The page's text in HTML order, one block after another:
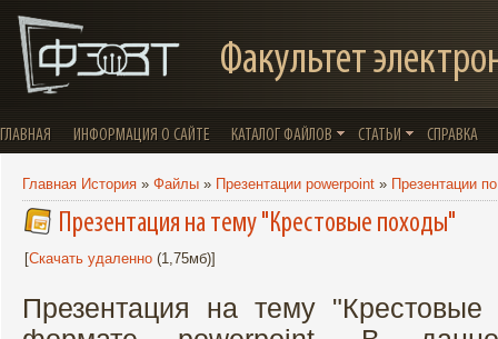
Факультет
ГЛАВНАЯ ИНФОРМАЦИЯ О САЙТЕ КАТАЛОГ ФАЙЛОВ СТАТЬИ СПРАВКА
Главная История » Файлы » Презентации powerpoint » Презентации
Презентация на тему "Крестовые походы"
[Скачать удаленно (1,75мб)]
Презентация на тему